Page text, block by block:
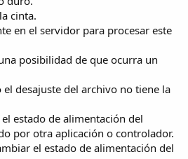
cinta.
en el servidor para procesar este
posibilidad de que ocurra un
desajuste del archivo no tiene la
estado de alimentación del
por otra aplicación o controlador.
el estado de alimentación del